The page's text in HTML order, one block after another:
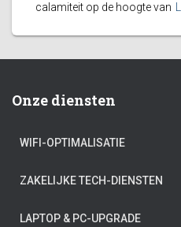
calamiteit op de hoogte van
Onze diensten
WIFI-OPTIMALISATIE
ZAKELIJKE TECH-DIENSTEN
LAPTOP & PC-UPGRADE